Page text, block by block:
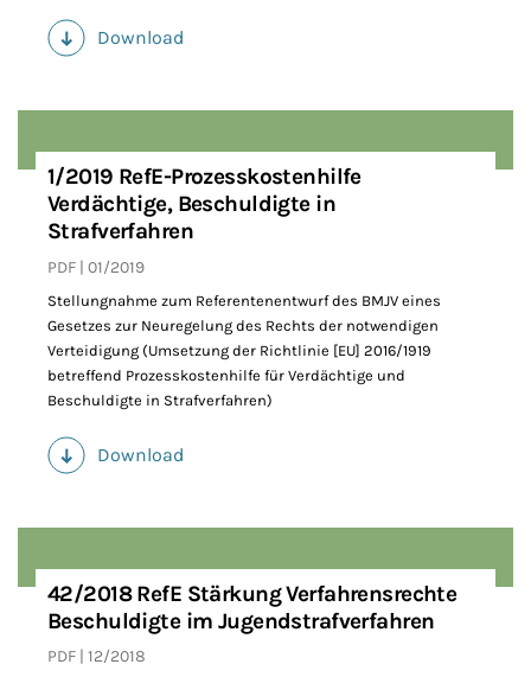
Download
(PDF)
1/2019 RefE-Prozesskostenhilfe
Verdächtige, Beschuldigte in
Strafverfahren
PDF 01/2019
Stellungnahme zum Referentenentwurf des BMJV eines
Gesetzes zur Neuregelung des Rechts der notwendigen
Verteidigung (Umsetzung der Richtlinie [EU] 2016/1919
betreffend Prozesskostenhilfe für Verdächtige und
Beschuldigte in Strafverfahren)
Download
(PDF)
42/2018 RefE Stärkung Verfahrensrechte
Beschuldigte im Jugendstrafverfahren
PDF 12/2018